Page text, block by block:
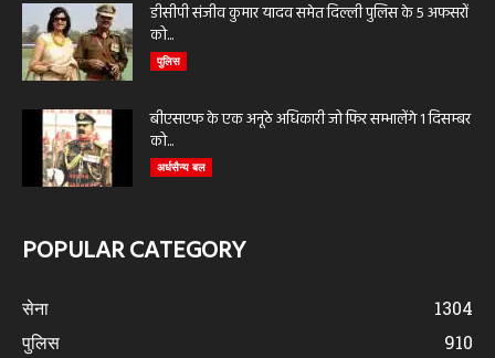
डीसीपी संजीव कुमार यादव समेत दिल्ली पुलिस के 5 अफसरों
को...
पुलिस
बीएसएफ के एक अनूठे अधिकारी जो फिर सम्भालेंगे 1 दिसम्बर
को...
अर्धसैन्य बल
POPULAR CATEGORY
सेना
1304
पुलिस
910